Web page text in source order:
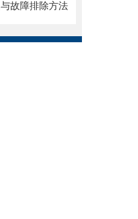
故障排除方法